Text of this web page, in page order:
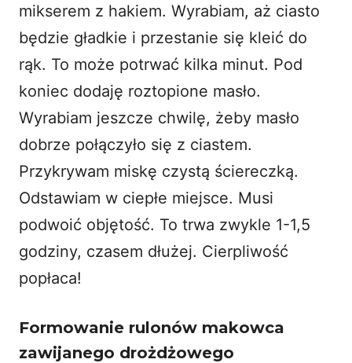
mikserem z hakiem. Wyrabiam, aż ciasto
będzie gładkie i przestanie się kleić do
rąk. To może potrwać kilka minut. Pod
koniec dodaję roztopione masło.
Wyrabiam jeszcze chwilę, żeby masło
dobrze połączyło się z ciastem.
Przykrywam miskę czystą ściereczką.
Odstawiam w ciepłe miejsce. Musi
podwoić objętość. To trwa zwykle 1-1,5
godziny, czasem dłużej. Cierpliwość
popłaca!
Formowanie rulonów makowca
zawijanego drożdżowego